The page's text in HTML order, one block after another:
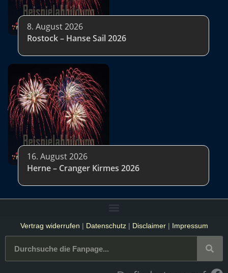
8. August 2026
Rostock – Hanse Sail 2026
16. August 2026
Herne – Cranger Kirmes 2026
Vertrag widerrufen | Datenschutz| Disclaimer| Impressum